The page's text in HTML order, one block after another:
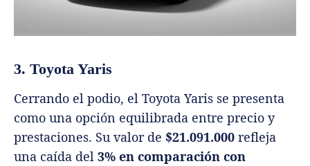
3. Toyota Yaris
Cerrando el podio, el Toyota Yaris se presenta
como una opción equilibrada entre precio y
prestaciones. Su valor de $21.091.000 refleja
una caída del 3% en comparación con